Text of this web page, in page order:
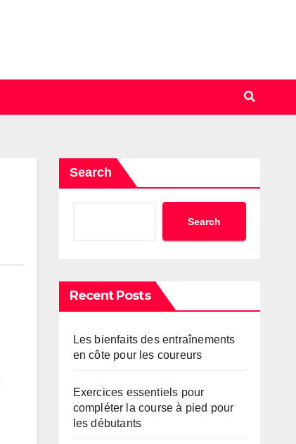
Search
Search
Recent Posts
Les bienfaits des entraînements
en côte pour les coureurs
Exercices essentiels pour
compléter la course à pied pour
les débutants